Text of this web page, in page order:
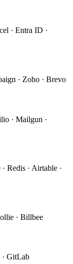
· Entra ID ·
· Zoho · Brevo
· Mailgun ·
Redis · Airtable ·
· Billbee
· GitLab